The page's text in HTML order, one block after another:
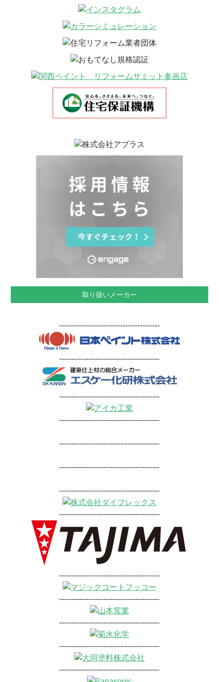
取り扱いメーカー
-----------------------------------------
-----------------------------------------
-----------------------------------------
-----------------------------------------
-----------------------------------------
-----------------------------------------
-----------------------------------------
-----------------------------------------
-----------------------------------------
-----------------------------------------
-----------------------------------------
-----------------------------------------
-----------------------------------------